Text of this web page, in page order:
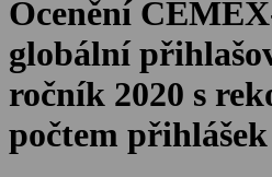
Ocenění
globální
ročník 2020 s
počtem přihlášek